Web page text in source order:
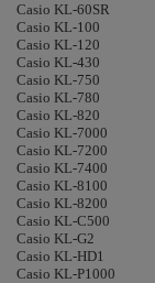
Casio KL-60SR
Casio KL-100
Casio KL-120
Casio KL-430
Casio KL-750
Casio KL-780
Casio KL-820
Casio KL-7000
Casio KL-7200
Casio KL-7400
Casio KL-8100
Casio KL-8200
Casio KL-C500
Casio KL-G2
Casio KL-HD1
Casio KL-P1000